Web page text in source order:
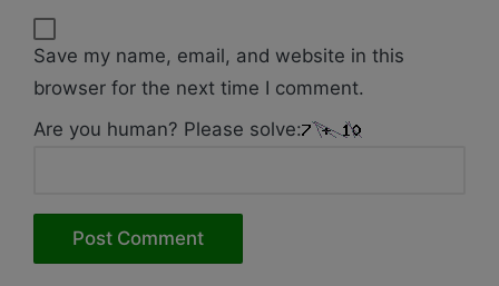
Save my name, email, and website in this
browser for the next time I comment.
Are you human? Please solve: